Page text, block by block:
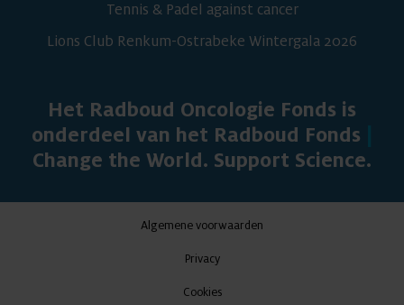
Tennis & Padel against cancer
Lions Club Renkum-Ostrabeke Wintergala 2026
Het Radboud Oncologie Fonds is
onderdeel van het Radboud Fonds
Change the World. Support Science.
Algemene voorwaarden
Privacy
Cookies